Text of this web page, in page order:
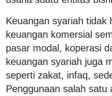
Keuangan syariah tidak
keuangan komersial
pasar modal, koperasi
keuangan syariah juga
seperti zakat, infaq,
Penggunaan salah satu